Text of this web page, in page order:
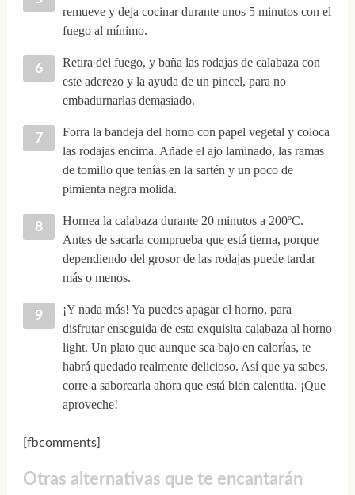
remueve y deja cocinar durante unos 5 minutos con el
fuego al mínimo.
Retira del fuego, y baña las rodajas de calabaza con
este aderezo y la ayuda de un pincel, para no
embadurnarlas demasiado.
Forra la bandeja del horno con papel vegetal y coloca
las rodajas encima. Añade el ajo laminado, las ramas
de tomillo que tenías en la sartén y un poco de
pimienta negra molida.
Hornea la calabaza durante 20 minutos a 200ºC.
Antes de sacarla comprueba que está tierna, porque
dependiendo del grosor de las rodajas puede tardar
más o menos.
¡Y nada más! Ya puedes apagar el horno, para
disfrutar enseguida de esta exquisita calabaza al horno
light. Un plato que aunque sea bajo en calorías, te
habrá quedado realmente delicioso. Así que ya sabes,
corre a saborearla ahora que está bien calentita. ¡Que
aproveche!
[fbcomments]
Otras alternativas que te encantarán